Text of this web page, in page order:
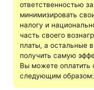
ответственностью
минимизировать
налогу и
часть своего
платы, а остальные
получить самую
Вы можете оплатить
следующим образом: